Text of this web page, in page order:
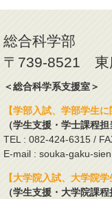
総合科学部
〒739-8521 東
＜総合科学系支援室＞
【学部入試、学部学生に
（学生支援・学士課程担
TEL : 082-424-6315 /
E-mail : souka-gaku-
【大学院入試、大学院学
（学生支援・大学院課程